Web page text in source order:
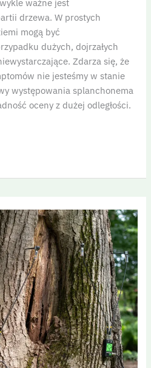
ważne jest
drzewa. W prostych
mogą być
dużych, dojrzałych
Zdarza się, że
nie jesteśmy w stanie
występowania splanchonema
oceny z dużej odległości.